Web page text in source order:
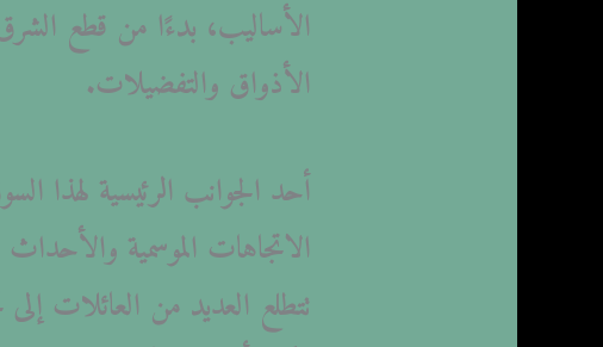
الأساليب، بدءًا من قطع
الأذواق والتفضيلات.
أحد الجوانب الرئيسية لهذا
الاتجاهات الموسمية
تتطلع العديد من العائلات